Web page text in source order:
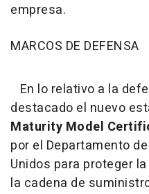
empresa.
MARCOS DE DEFENSA
En lo relativo a la
destacado el nuevo
Maturity Model
por el Departamento
Unidos para proteger
la cadena de